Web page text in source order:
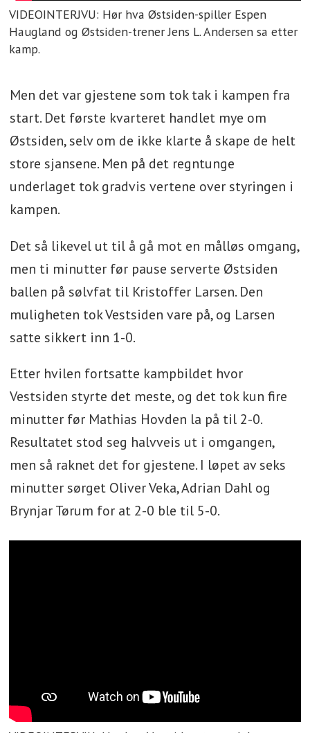
VIDEOINTERJVU: Hør hva Østsiden-spiller Espen
Haugland og Østsiden-trener Jens L. Andersen sa etter
kamp.
Men det var gjestene som tok tak i kampen fra
start. Det første kvarteret handlet mye om
Østsiden, selv om de ikke klarte å skape de helt
store sjansene. Men på det regntunge
underlaget tok gradvis vertene over styringen i
kampen.
Det så likevel ut til å gå mot en målløs omgang,
men ti minutter før pause serverte Østsiden
ballen på sølvfat til Kristoffer Larsen. Den
muligheten tok Vestsiden vare på, og Larsen
satte sikkert inn 1-0.
Etter hvilen fortsatte kampbildet hvor
Vestsiden styrte det meste, og det tok kun fire
minutter før Mathias Hovden la på til 2-0.
Resultatet stod seg halvveis ut i omgangen,
men så raknet det for gjestene. I løpet av seks
minutter sørget Oliver Veka, Adrian Dahl og
Brynjar Tørum for at 2-0 ble til 5-0.